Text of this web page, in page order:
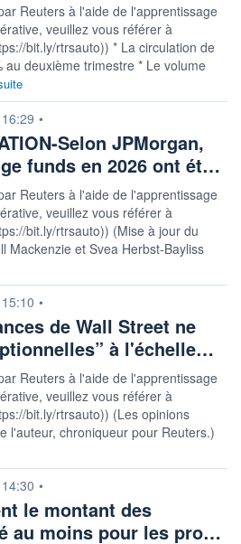
Reuters à l'aide de l'apprentissage
veuillez vous référer à
bit.ly/rtrsauto)) * La circulation de
au deuxième trimestre * Le volume
16:29 •
Selon JPMorgan,
funds en 2026 ont ét…
Reuters à l'aide de l'apprentissage
veuillez vous référer à
bit.ly/rtrsauto)) (Mise à jour du
Mackenzie et Svea Herbst-Bayliss
15:10 •
de Wall Street ne
à l'échelle…
Reuters à l'aide de l'apprentissage
veuillez vous référer à
bit.ly/rtrsauto)) (Les opinions
l'auteur, chroniqueur pour Reuters.)
14:30 •
le montant des
au moins pour les pro…